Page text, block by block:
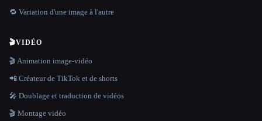
🔁 Variation d'une image à l'autre
🎬VIDÉO
🎬 Animation image-vidéo
📲 Créateur de TikTok et de shorts
🎤 Doublage et traduction de vidéos
🎬 Montage vidéo